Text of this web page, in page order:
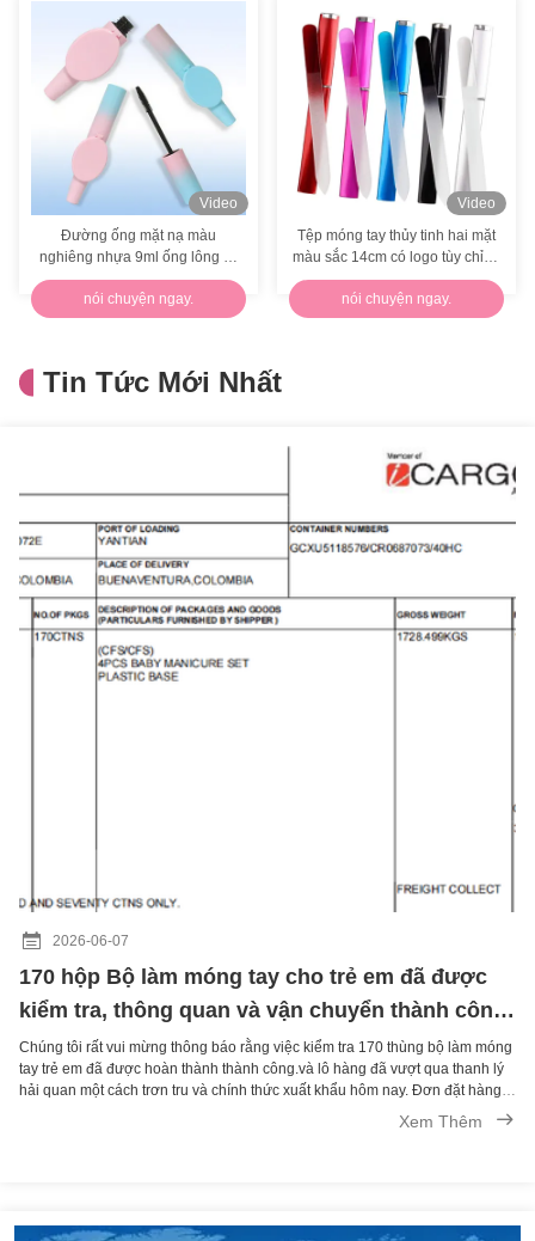
Video
Đường ống mặt nạ màu
nghiêng nhựa 9ml ống lông mi
trống lớp hai
nói chuyện ngay.
Video
Tệp móng tay thủy tinh hai mặt
màu sắc 14cm có logo tùy chỉnh
kèm hộp bảo vệ
nói chuyện ngay.
Tin Tức Mới Nhất
2026-06-07
170 hộp Bộ làm móng tay cho trẻ em đã được
kiểm tra, thông quan và vận chuyển thành công
ngay hôm nay
Chúng tôi rất vui mừng thông báo rằng việc kiểm tra 170 thùng bộ làm móng
tay trẻ em đã được hoàn thành thành công.và lô hàng đã vượt qua thanh lý
hải quan một cách trơn tru và chính thức xuất khẩu hôm nay. Đơn đặt hàng
này, hướng tới Colombia, đánh dấu một cột mốc khác trong hợp tác với
Xem Thêm